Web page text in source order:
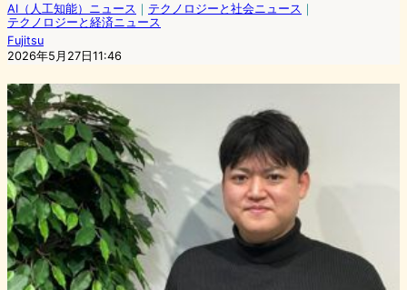
AI（人工知能）ニュース ｜ テクノロジーと社会ニュース ｜
テクノロジーと経済ニュース
Fujitsu
2026年5月27日11:46